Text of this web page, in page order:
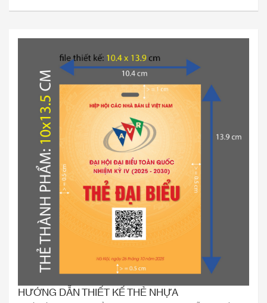
HƯỚNG DẪN THIẾT KẾ THẺ NHỰA